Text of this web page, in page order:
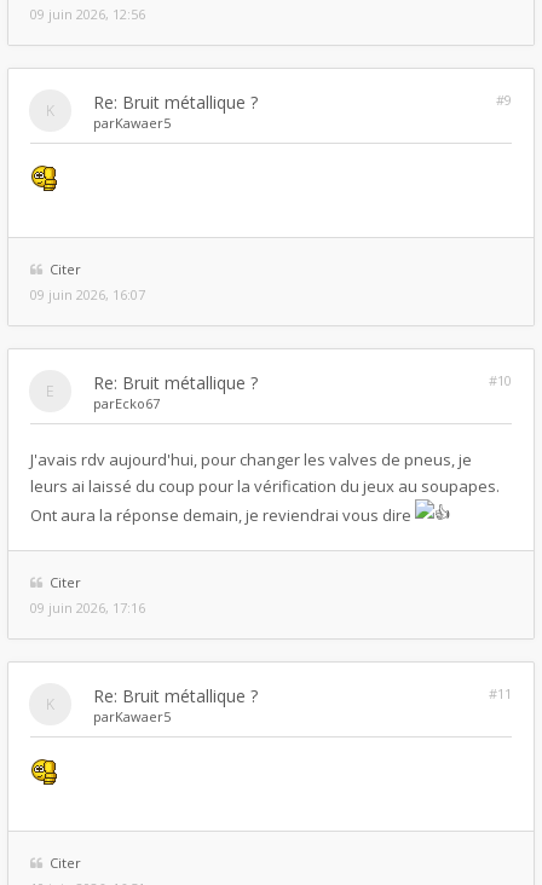
09 juin 2026, 12:56
Re: Bruit métallique ?
#9
parKawaer5
Citer
09 juin 2026, 16:07
Re: Bruit métallique ?
#10
parEcko67
J'avais rdv aujourd'hui, pour changer les valves de pneus, je
leurs ai laissé du coup pour la vérification du jeux au soupapes.
Ont aura la réponse demain, je reviendrai vous dire
Citer
09 juin 2026, 17:16
Re: Bruit métallique ?
#11
parKawaer5
Citer